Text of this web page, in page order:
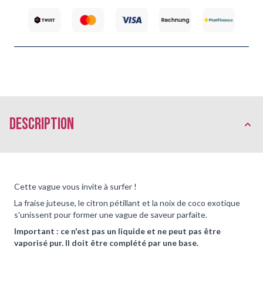
Description
Cette vague vous invite à surfer !
La fraise juteuse, le citron pétillant et la noix de coco exotique
s'unissent pour former une vague de saveur parfaite.
Important : ce n'est pas un liquide et ne peut pas être
vaporisé pur. Il doit être complété par une base.